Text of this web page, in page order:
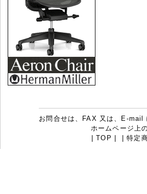
お問合せは、FAX 又は、E-
ホームページ上
|TOP |特定